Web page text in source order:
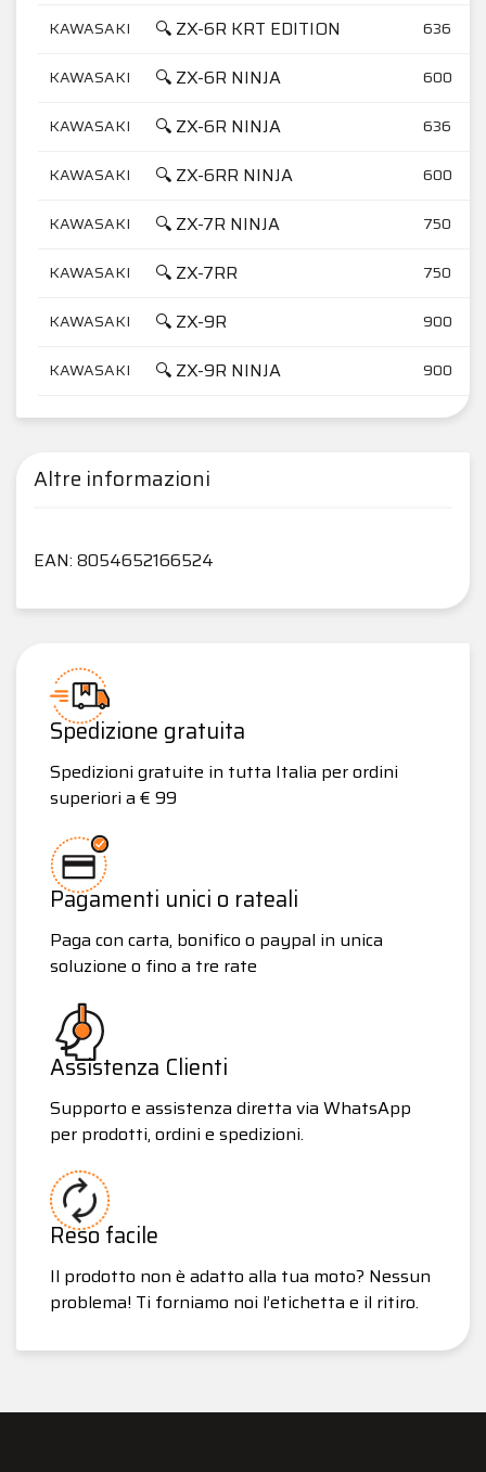
KAWASAKI 🔍 ZX-6R KRT EDITION 636
KAWASAKI 🔍 ZX-6R NINJA 600
KAWASAKI 🔍 ZX-6R NINJA 636
KAWASAKI 🔍 ZX-6RR NINJA 600
KAWASAKI 🔍 ZX-7R NINJA 750
KAWASAKI 🔍 ZX-7RR 750
KAWASAKI 🔍 ZX-9R 900
KAWASAKI 🔍 ZX-9R NINJA 900
Altre informazioni
EAN: 8054652166524
Spedizione gratuita
Spedizioni gratuite in tutta Italia per ordini
superiori a € 99
Pagamenti unici o rateali
Paga con carta, bonifico o paypal in unica
soluzione o fino a tre rate
Assistenza Clienti
Supporto e assistenza diretta via WhatsApp
per prodotti, ordini e spedizioni.
Reso facile
Il prodotto non è adatto alla tua moto? Nessun
problema! Ti forniamo noi l’etichetta e il ritiro.